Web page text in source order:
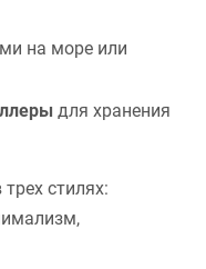
на море или
для хранения
стилях: